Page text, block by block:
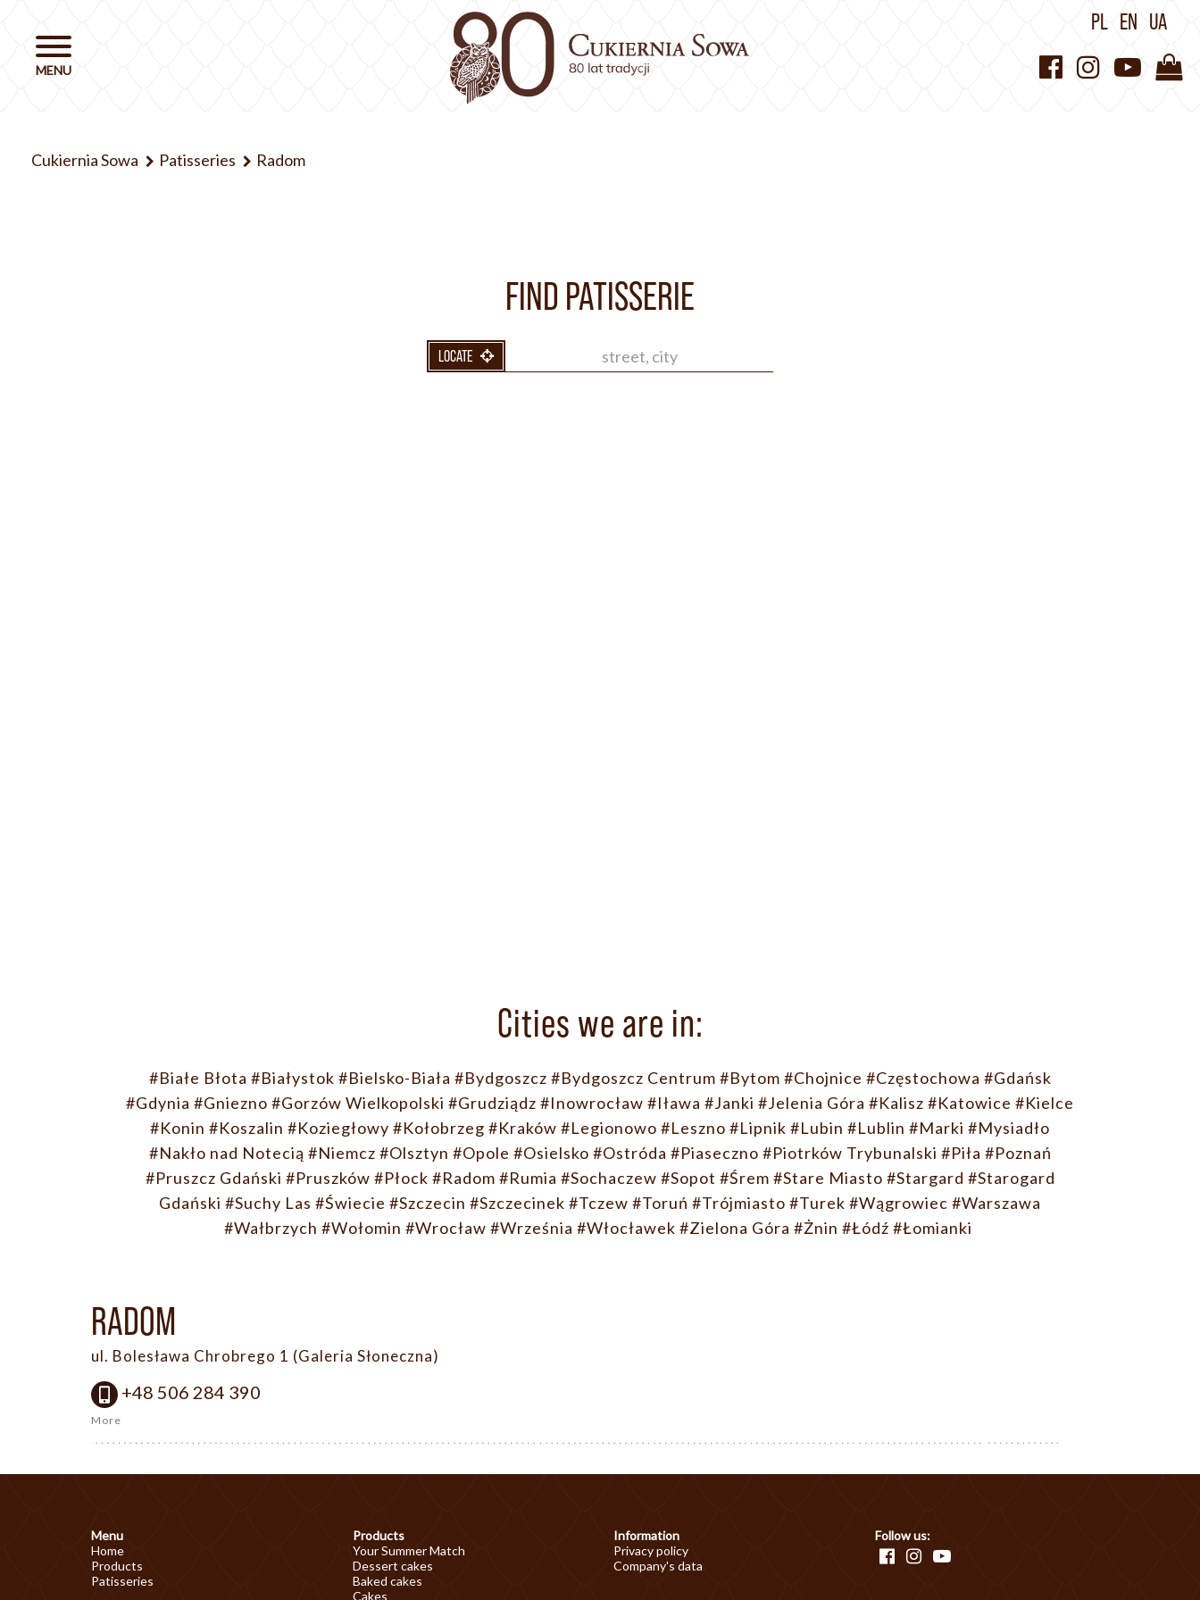
PL EN UA
Cukiernia Sowa Patisseries Radom
FIND PATISSERIE
LOCATE
Cities we are in:
#Białe Błota #Białystok #Bielsko-Biała #Bydgoszcz #Bydgoszcz Centrum #Bytom #Chojnice #Częstochowa #Gdańsk
#Gdynia #Gniezno #Gorzów Wielkopolski #Grudziądz #Inowrocław #Iława #Janki #Jelenia Góra #Kalisz #Katowice #Kielce
#Konin #Koszalin #Koziegłowy #Kołobrzeg #Kraków #Legionowo #Leszno #Lipnik #Lubin #Lublin #Marki #Mysiadło
#Nakło nad Notecią #Niemcz #Olsztyn #Opole #Osielsko #Ostróda #Piaseczno #Piotrków Trybunalski #Piła #Poznań
#Pruszcz Gdański #Pruszków #Płock #Radom #Rumia #Sochaczew #Sopot #Śrem #Stare Miasto #Stargard #Starogard
Gdański #Suchy Las #Świecie #Szczecin #Szczecinek #Tczew #Toruń #Trójmiasto #Turek #Wągrowiec #Warszawa
#Wałbrzych #Wołomin #Wrocław #Września #Włocławek #Zielona Góra #Żnin #Łódź #Łomianki
RADOM
ul. Bolesława Chrobrego 1 (Galeria Słoneczna)
+48 506 284 390
More
Menu
Home
Products
Patisseries
Products
Your Summer Match
Dessert cakes
Baked cakes
Cakes
Information
Privacy policy
Company's data
Follow us: